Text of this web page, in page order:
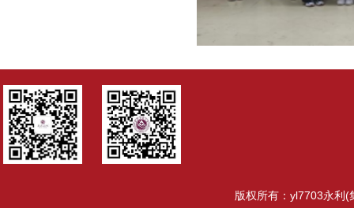
版权所有：yl7703永